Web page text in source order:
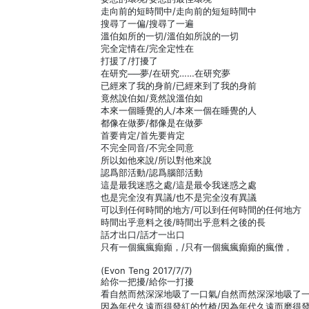
走向前的短時間中/走向前的短短時間中
搜尋了一偏/搜尋了一遍
溫伯如所的一切/溫伯如所說的一切
完全定情在/完全定性在
打援了/打擾了
在研究──夢/在研究……在研究夢
已經來了我的身前/已經來到了我的身前
竟然說伯如/竟然說溫伯如
本來一個睡覺的人/本來一個在睡覺的人
都像在做夢/都像是在做夢
首要肯定/首先要肯定
不完全同音/不完全同意
所以如他來說/所以對他來說
認爲部活動/認爲腦部活動
這是最我迷惑之處/這是最令我迷惑之處
也是完全沒有異議/也不是完全沒有異議
可以到任何時間的地方/可以到任何時間的任何地方
時間出乎意料之後/時間出乎意料之後的長
話才出口/話才一出口
只有一個瘋瘋癲癲，/只有一個瘋瘋癲癲的瘋僧，
(Evon Teng 2017/7/7)
給你一把擾/給你一打擾
看自然而然深深地吸了一口氣/自然而然深深地吸了
因為年代久遠而得發紅的竹椅/因為年代久遠而磨得